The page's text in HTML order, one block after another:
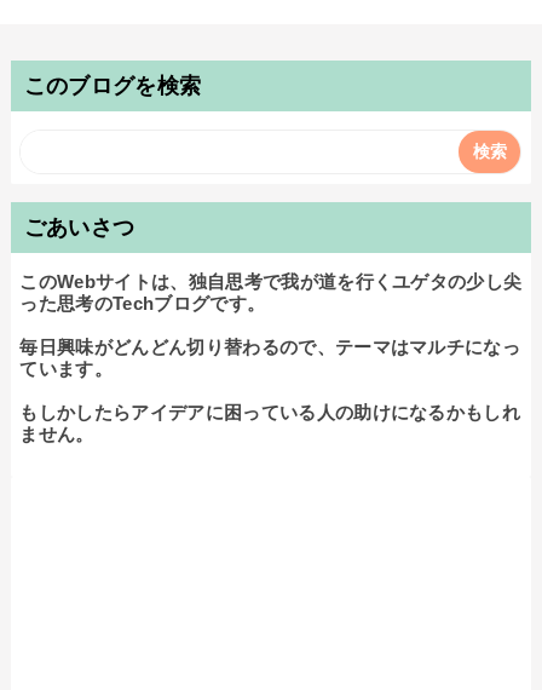
このブログを検索
ごあいさつ
このWebサイトは、独自思考で我が道を行くユゲタの少し尖
った思考のTechブログです。
毎日興味がどんどん切り替わるので、テーマはマルチになっ
ています。
もしかしたらアイデアに困っている人の助けになるかもしれ
ません。